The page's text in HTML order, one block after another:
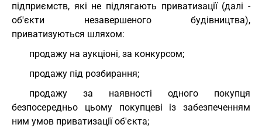
підприємств, які не підлягають приватизації (далі -
об'єкти незавершеного будівництва),
приватизуються шляхом:
продажу на аукціоні, за конкурсом;
продажу під розбирання;
продажу за наявності одного покупця
безпосередньо цьому покупцеві із забезпеченням
ним умов приватизації об'єкта;